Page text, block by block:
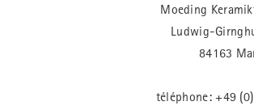
Moeding
Ludwig-
84163
téléphone: +49